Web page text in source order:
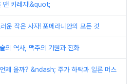
땐 카레지!&quot;
운 작은 사자! 포메라니안의 모든 것
의 역사, 맥주의 기원과 진화
제 올까? &ndash; 주가 하락과 일론 머스